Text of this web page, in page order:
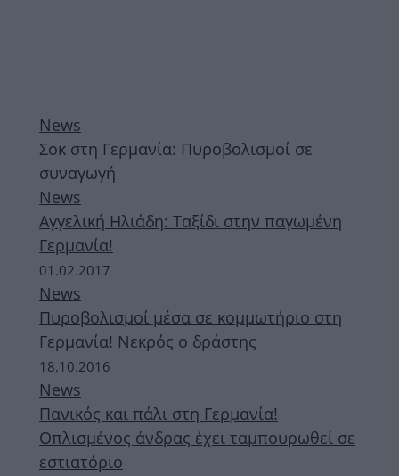
News
Σοκ στη Γερμανία: Πυροβολισμοί σε
συναγωγή
News
Αγγελική Ηλιάδη: Ταξίδι στην παγωμένη
Γερμανία!
01.02.2017
News
Πυροβολισμοί μέσα σε κομμωτήριο στη
Γερμανία! Νεκρός ο δράστης
18.10.2016
News
Πανικός και πάλι στη Γερμανία!
Οπλισμένος άνδρας έχει ταμπουρωθεί σε
εστιατόριο